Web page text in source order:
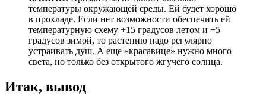
температуры окружающей среды. Ей будет хорошо
в прохладе. Если нет возможности обеспечить ей
температурную схему +15 градусов летом и +5
градусов зимой, то растению надо регулярно
устраивать душ. А еще «красавице» нужно много
света, но только без открытого жгучего солнца.
Итак, вывод